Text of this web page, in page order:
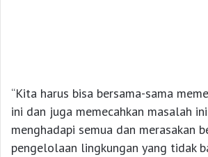
“Kita harus bisa bersama-sama
ini dan juga memecahkan masalah
menghadapi semua dan merasakan
pengelolaan lingkungan yang tidak